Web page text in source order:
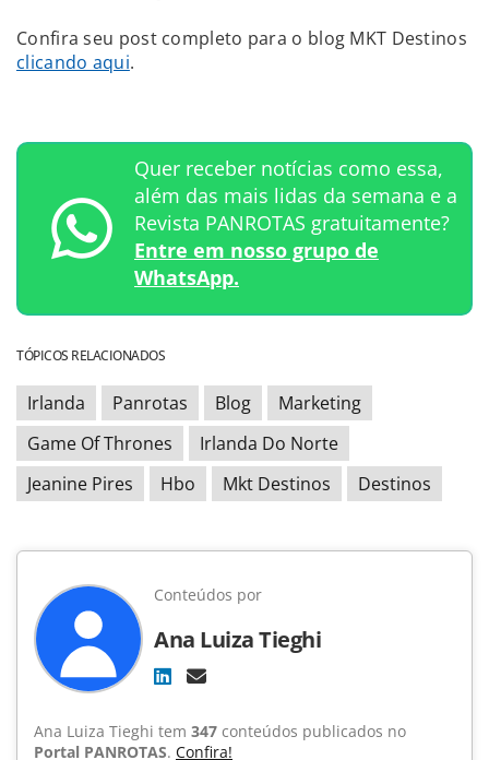
Confira seu post completo para o blog MKT Destinos
clicando aqui.
Quer receber notícias como essa,
além das mais lidas da semana e a
Revista PANROTAS gratuitamente?
Entre em nosso grupo de
WhatsApp.
TÓPICOS RELACIONADOS
Irlanda Panrotas Blog
Marketing
Game Of Thrones
Irlanda Do Norte
Jeanine Pires
Hbo Mkt Destinos Destinos
Conteúdos por
Ana Luiza Tieghi
Ana Luiza Tieghi tem 347 conteúdos publicados no
Portal PANROTAS. Confira!